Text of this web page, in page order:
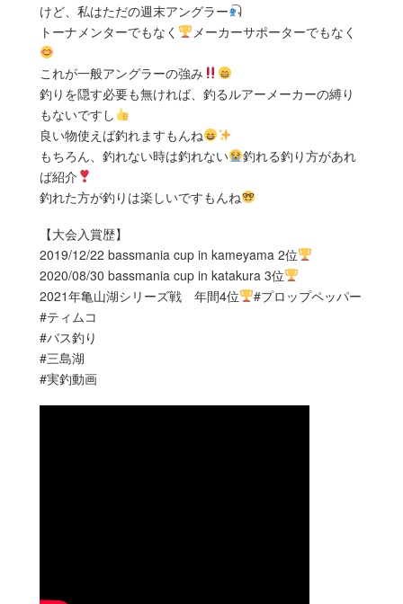
けど、私はただの週末アングラー
トーナメンターでもなく
メーカーサポーターでもなく
これが一般アングラーの強み
釣りを隠す必要も無ければ、釣るルアーメーカーの縛り
もないですし
良い物使えば釣れますもんね
もちろん、釣れない時は釣れない
釣れる釣り方があれ
ば紹介
釣れた方が釣りは楽しいですもんね
【大会入賞歴】
2019/12/22 bassmania cup in kameyama 2位
2020/08/30 bassmania cup in katakura 3位
2021年亀山湖シリーズ戦 年間4位
#プロップペッパー
#ティムコ
#バス釣り
#三島湖
#実釣動画